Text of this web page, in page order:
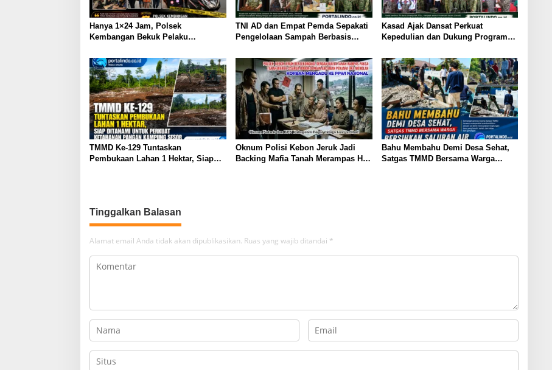
o
s
Hanya 1×24 Jam, Polsek
Kembangan Bekuk Pelaku
Kenalan di Aplikasi Kencan
TNI AD dan Empat Pemda Sepakati
Pengelolaan Sampah Berbasis
Kasad Ajak Dansat Perkuat
Kepedulian dan Dukung Program
TMMD Ke-129 Tuntaskan
Pembukaan Lahan 1 Hektar, Siap
Oknum Polisi Kebon Jeruk Jadi
Backing Mafia Tanah Merampas Hak
Bahu Membahu Demi Desa Sehat,
Satgas TMMD Bersama Warga
Tinggalkan Balasan
Alamat email Anda tidak akan dipublikasikan. Ruas yang wajib ditandai *